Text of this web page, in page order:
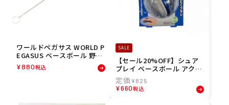
ワールドペガサス WORLD P
EGASUS ベースボール 野球
ソフトボール ガツ落ち グラ
ブインナーブラシ WEAGOB
¥880税込
SALE
【セール20%OFF】シュア
プレイ ベースボール アクセ
サリー イケモトブラシ ユニ
フォームクリーナーブラシ
SP275
¥825
¥660税込